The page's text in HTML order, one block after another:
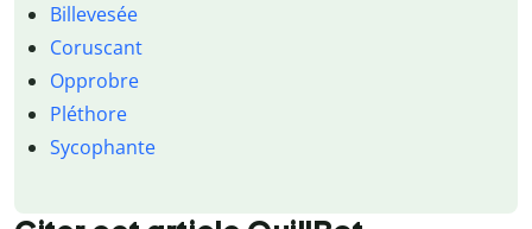
Billevesée
Coruscant
Opprobre
Pléthore
Sycophante